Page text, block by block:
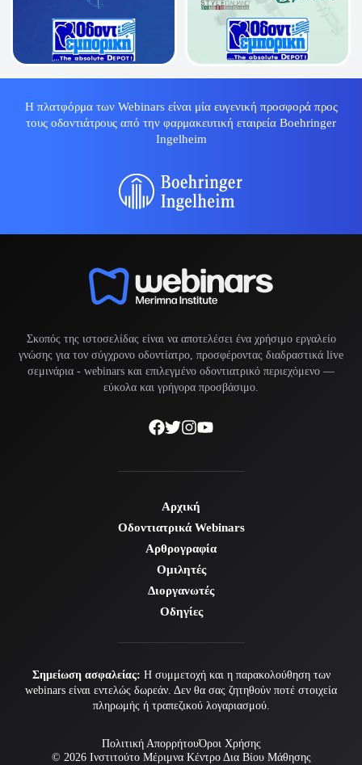
Η πλατφόρμα των Webinars είναι μία ευγενική προσφορά προς
τους οδοντιάτρους από την φαρμακευτική εταιρεία Boehringer
Ingelheim
Σκοπός της ιστοσελίδας είναι να αποτελέσει ένα χρήσιμο εργαλείο
γνώσης για τον σύγχρονο οδοντίατρο, προσφέροντας διαδραστικά live
σεμινάρια - webinars και επιλεγμένο οδοντιατρικό περιεχόμενο —
εύκολα και γρήγορα προσβάσιμο.
Αρχική
Οδοντιατρικά Webinars
Αρθρογραφία
Ομιλητές
Διοργανωτές
Οδηγίες
Σημείωση ασφαλείας: Η συμμετοχή και η παρακολούθηση των
webinars είναι εντελώς δωρεάν. Δεν θα σας ζητηθούν ποτέ στοιχεία
πληρωμής ή τραπεζικού λογαριασμού.
© 2026 Ινστιτούτο ΜέριμναΚέντρο Δια Βίου Μάθησης
Πολιτική ΑπορρήτουΌροι Χρήσης